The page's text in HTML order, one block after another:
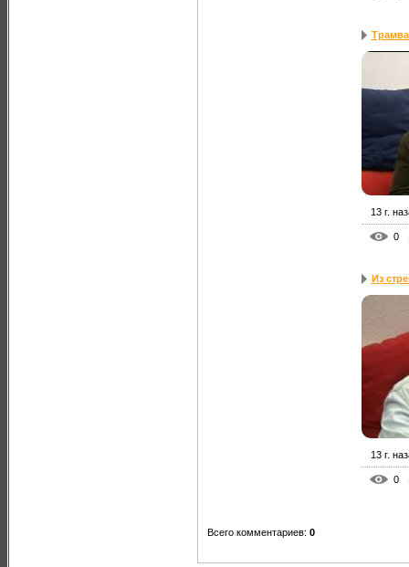
13 г.
0
Из
13 г.
0
Всего комментариев: 0